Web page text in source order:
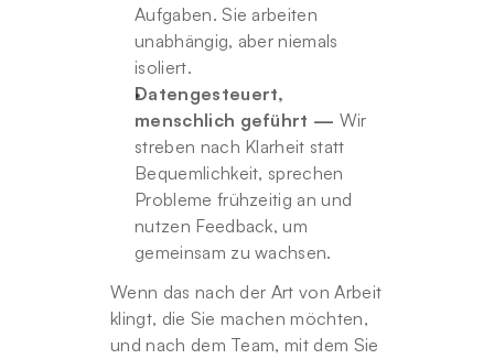
Aufgaben. Sie arbeiten
unabhängig, aber niemals
isoliert.
Datengesteuert,
menschlich geführt — Wir
streben nach Klarheit statt
Bequemlichkeit, sprechen
Probleme frühzeitig an und
nutzen Feedback, um
gemeinsam zu wachsen.
Wenn das nach der Art von Arbeit
klingt, die Sie machen möchten,
und nach dem Team, mit dem Sie